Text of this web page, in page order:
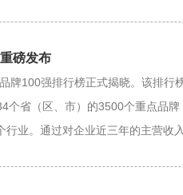
磅发布
100强排行榜正式揭晓。该排行
省（区、市）的3500个重点品牌
业。通过对企业近三年的主营收入